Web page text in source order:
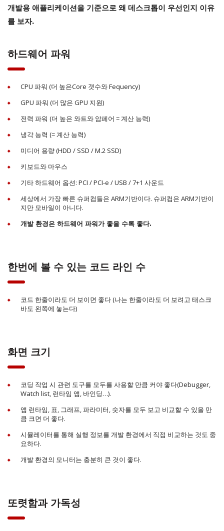
개발용 애플리케이션을 기준으로 왜 데스크톱이 우선인지 이유
를 보자.
하드웨어 파워
CPU 파워 (더 높은Core 갯수와 Fequency)
GPU 파워 (더 많은 GPU 지원)
전력 파워 (더 높은 와트와 암페어 = 계산 능력)
냉각 능력 (= 계산 능력)
미디어 용량 (HDD / SSD / M.2 SSD)
키보드와 마우스
기타 하드웨어 옵션: PCI / PCI-e / USB / 7+1 사운드
세상에서 가장 빠른 슈퍼컴들은 ARM기반이다. 슈퍼컴은 ARM기반이
지만 모바일이 아니다.
개발 환경은 하드웨어 파워가 좋을 수록 좋다.
한번에 볼 수 있는 코드 라인 수
코드 한줄이라도 더 보이면 좋다 (나는 한줄이라도 더 보려고 태스크
바도 왼쪽에 놓는다)
화면 크기
코딩 작업 시 관련 도구를 모두를 사용할 만큼 커야 좋다(Debugger,
Watch list, 런타임 앱, 바인딩…).
앱 런타임, 표, 그래프, 파라미터, 숫자를 모두 보고 비교할 수 있을 만
큼 크면 더 좋다.
시뮬레이터를 통해 실행 정보를 개발 환경에서 직접 비교하는 것도 중
요하다.
개발 환경의 모니터는 충분히 큰 것이 좋다.
또렷함과 가독성